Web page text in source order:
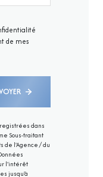
de mes
dans
Sous-traitant
de l'Agence / du
l'intérêt
jusqu'à